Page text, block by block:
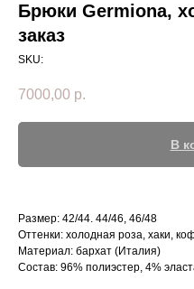
Брюки Germiona,
заказ
SKU:
7000,00 р.
В
Размер: 42/44. 44/46, 46/48
Оттенки: холодная роза, хаки,
Материал: бархат (Италия)
Состав: 96% полиэстер, 4%